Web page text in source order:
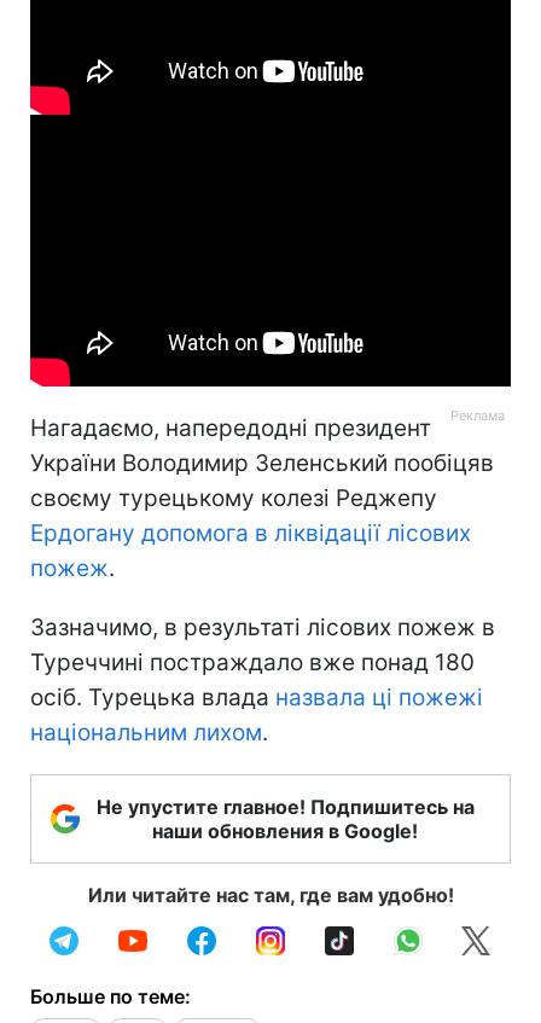
Нагадаємо, напередодні президент
України Володимир Зеленський пообіцяв
своєму турецькому колезі Реджепу
Ердогану допомога в ліквідації лісових
пожеж.
Зазначимо, в результаті лісових пожеж в
Туреччині постраждало вже понад 180
осіб. Турецька влада назвала ці пожежі
національним лихом.
Не упустите главное! Подпишитесь на
наши обновления в Google!
Или читайте нас там, где вам удобно!
Больше по теме: